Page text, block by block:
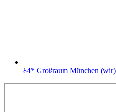
84* Großraum München (wir)